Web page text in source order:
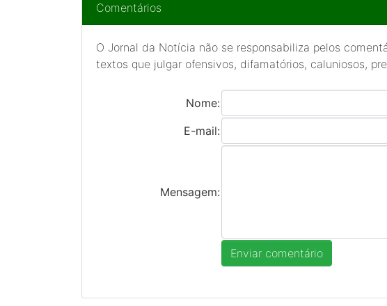
Comentários
O Jornal da Notícia não se responsabiliza pelos
textos que julgar ofensivos, difamatórios, caluniosos,
Nome:
E-mail:
Mensagem: